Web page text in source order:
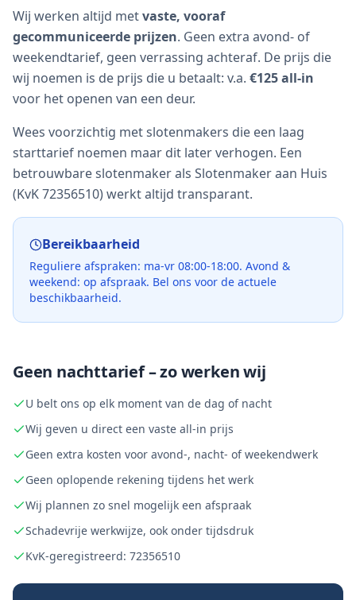
Wij werken altijd metvaste, vooraf
gecommuniceerde prijzen. Geen extra avond- of
weekendtarief, geen verrassing achteraf. De prijs die
wij noemen is de prijs die u betaalt: v.a. €125 all-in
voor het openen van een deur.
Wees voorzichtig met slotenmakers die een laag
starttarief noemen maar dit later verhogen. Een
betrouwbare slotenmaker als Slotenmaker aan Huis
(KvK 72356510) werkt altijd transparant.
Bereikbaarheid
Reguliere afspraken: ma-vr 08:00-18:00. Avond &
weekend: op afspraak. Bel ons voor de actuele
beschikbaarheid.
Geen nachttarief – zo werken wij
U belt ons op elk moment van de dag of nacht
Wij geven u direct een vaste all-in prijs
Geen extra kosten voor avond-, nacht- of weekendwerk
Geen oplopende rekening tijdens het werk
Wij plannen zo snel mogelijk een afspraak
Schadevrije werkwijze, ook onder tijdsdruk
KvK-geregistreerd: 72356510